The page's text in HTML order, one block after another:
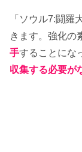
「ソウル7:闘羅
きます。強化の
手することにな
収集する必要が